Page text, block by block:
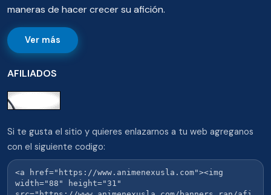
maneras de hacer crecer su afición.
Ver más
AFILIADOS
Si te gusta el sitio y quieres enlazarnos a tu web agreganos
con el siguiente codigo: